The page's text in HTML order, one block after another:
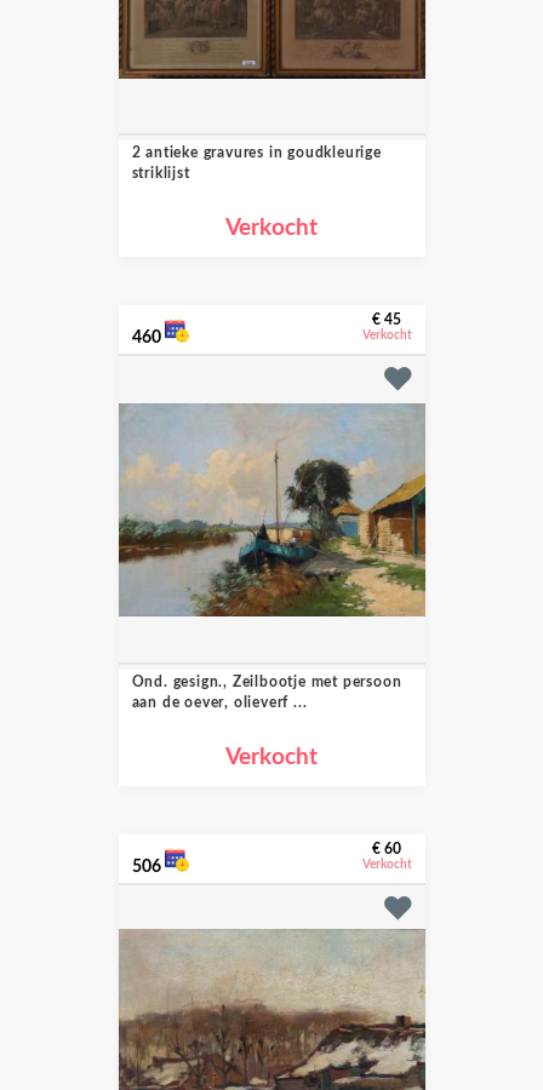
2 antieke gravures in goudkleurige
striklijst
Verkocht
460
€ 45
Verkocht
Ond. gesign., Zeilbootje met persoon
aan de oever, olieverf ...
Verkocht
506
€ 60
Verkocht